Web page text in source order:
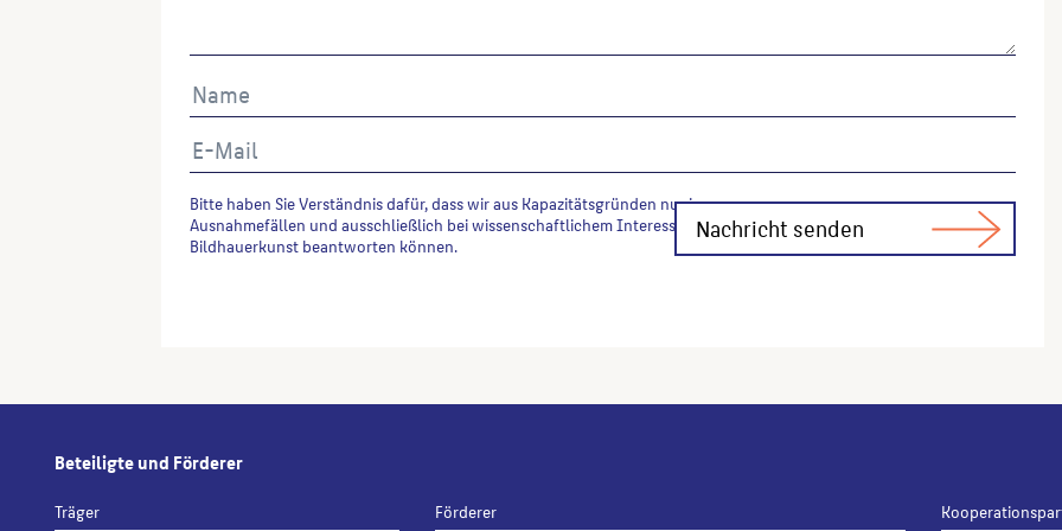
Bitte haben Sie Verständnis dafür, dass wir aus Kapazitätsgründen nur in
Ausnahmefällen und ausschließlich bei wissenschaftlichem Interesse Fachfragen zur
Bildhauerkunst beantworten können.
Beteiligte und Förderer
Träger Förderer